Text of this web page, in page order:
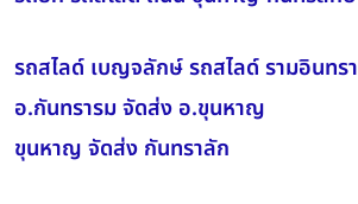
รถสไลด์ เบญจลักษ์ รถสไลด์ รามอินทรา
อ.กันทรารม จัดส่ง อ.ขุนหาญ
ขุนหาญ จัดส่ง กันทราลัก